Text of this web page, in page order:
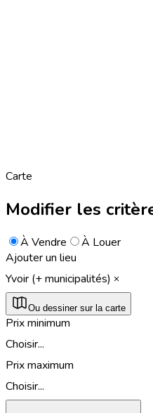
Carte
Modifier les
À Vendre
À Louer
Ajouter un lieu
Yvoir (+ municipalités)
Ou dessiner sur la carte
Prix minimum
Choisir...
Prix maximum
Choisir...